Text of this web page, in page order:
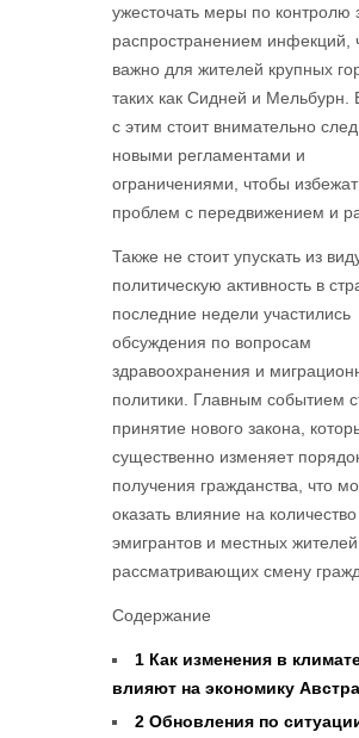
ужесточать меры по контролю
распространением инфекций,
важно для жителей крупных
таких как Сидней и Мельбурн.
с этим стоит внимательно
новыми регламентами и
ограничениями, чтобы
проблем с передвижением и
Также не стоит упускать из
политическую активность в
последние недели участились
обсуждения по вопросам
здравоохранения и
политики. Главным событием
принятие нового закона,
существенно изменяет
получения гражданства, что
оказать влияние на количество
эмигрантов и местных жителей,
рассматривающих смену
Содержание
1 Как изменения в
влияют на экономику
2 Обновления по